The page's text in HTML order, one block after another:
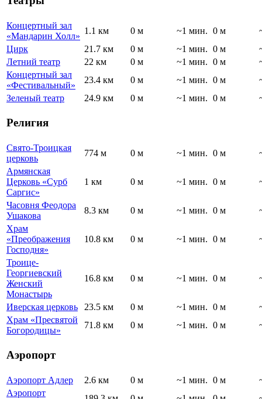
Концертный зал
«Мандарин Холл»
1.1 км 0 м ~1 мин. 0 м
Цирк
21.7 км 0 м ~1 мин. 0 м
Летний театр
22 км 0 м ~1 мин. 0 м
Концертный зал
«Фестивальный»
23.4 км 0 м ~1 мин. 0 м
Зеленый театр
24.9 км 0 м ~1 мин. 0 м
Религия
Свято-Троицкая
церковь
774 м 0 м ~1 мин. 0 м
Армянская
Церковь «Сурб
Саргис»
1 км 0 м ~1 мин. 0 м
Часовня Феодора
Ушакова
8.3 км 0 м ~1 мин. 0 м
Храм
«Преображения
Господня»
10.8 км 0 м ~1 мин. 0 м
Троице-
Георгиевский
Женский
Монастырь
16.8 км 0 м ~1 мин. 0 м
Иверская церковь 23.5 км 0 м ~1 мин. 0 м
Храм «Пресвятой
Богородицы»
71.8 км 0 м ~1 мин. 0 м
Аэропорт
Аэропорт Адлер 2.6 км 0 м ~1 мин. 0 м
Аэропорт